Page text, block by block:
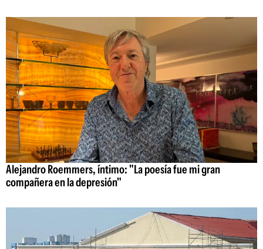
Alejandro Roemmers, íntimo: "La poesía fue mi gran
compañera en la depresión"